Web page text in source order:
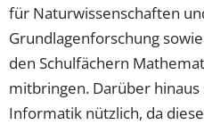
für Naturwissenschaften
Grundlagenforschung
den Schulfächern
mitbringen. Darüber
Informatik nützlich, da